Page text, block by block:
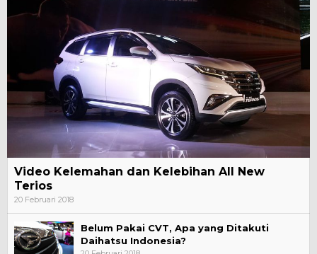
Video Kelemahan dan Kelebihan All New
Terios
20 Februari 2018
Belum Pakai CVT, Apa yang Ditakuti
Daihatsu Indonesia?